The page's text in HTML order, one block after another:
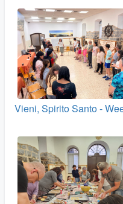
Vieni, Spirito Santo -